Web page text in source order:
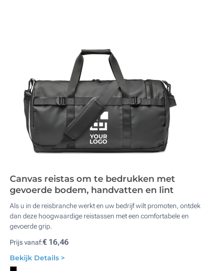
Canvas reistas om te bedrukken met
gevoerde bodem, handvatten en lint
Als u in de reisbranche werkt en uw bedrijf wilt promoten, ontdek
dan deze hoogwaardige reistassen met een comfortabele en
gevoerde grip.
Prijs vanaf:€ 16,46
Bekijk Details >